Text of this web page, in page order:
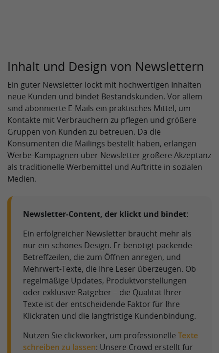
Inhalt und Design von Newslettern
Ein guter Newsletter lockt mit hochwertigen Inhalten
neue Kunden und bindet Bestandskunden. Vor allem
sind abonnierte E-Mails ein praktisches Mittel, um
Kontakte mit Verbrauchern zu pflegen und größere
Gruppen von Kunden zu betreuen. Da die
Konsumenten die Mailings bestellt haben, erlangen
Werbe-Kampagnen über Newsletter größere Akzeptanz
als traditionelle Werbemittel und Auftritte in sozialen
Medien.
Newsletter-Content, der klickt und bindet:
Ein erfolgreicher Newsletter braucht mehr als
nur ein schönes Design. Er benötigt packende
Betreffzeilen, die zum Öffnen anregen, und
Mehrwert-Texte, die Ihre Leser überzeugen. Ob
regelmäßige Updates, Produktvorstellungen
oder exklusive Ratgeber – die Qualität Ihrer
Texte ist der entscheidende Faktor für Ihre
Klickraten und die langfristige Kundenbindung.
Nutzen Sie clickworker, um professionelle Texte
schreiben zu lassen: Unsere Crowd erstellt für